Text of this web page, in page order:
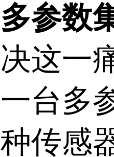
多参数
决这一
一台多
种传感